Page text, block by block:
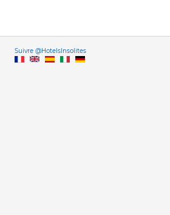
Suivre @HotelsInsolites